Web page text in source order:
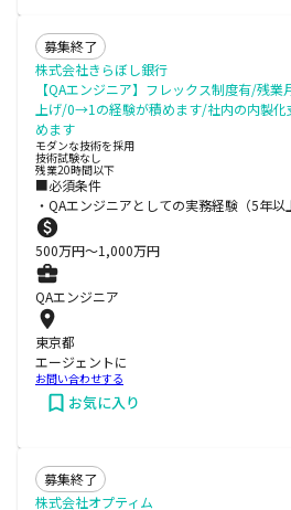
募集終了
株式会社きらぼし銀行
【QAエンジニア】フレックス制度有/残
上げ/0→1の経験が積めます/社内の内製
めます
モダンな技術を採用
技術試験なし
残業20時間以下
■必須条件
・QAエンジニアとしての実務経験（5年以
500万円〜1,000万円
QAエンジニア
東京都
エージェントに
お問い合わせする
お気に入り
募集終了
株式会社オプティム